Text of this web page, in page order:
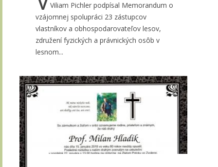
Viliam Pichler podpísal Memorandum o
vzájomnej spolupráci 23 zástupcov
vlastníkov a obhospodarovateľov lesov,
združení fyzických a právnických osôb v
lesnom...